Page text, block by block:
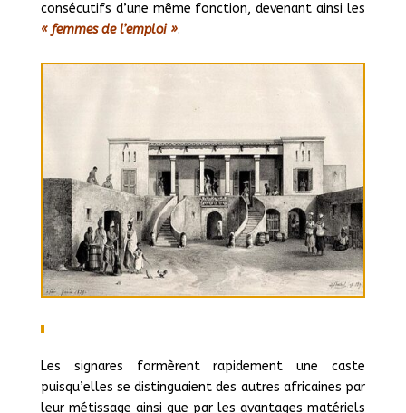
consécutifs d’une même fonction, devenant ainsi les
« femmes de l’emploi ».
Les signares formèrent rapidement une caste
puisqu’elles se distinguaient des autres africaines par
leur métissage ainsi que par les avantages matériels